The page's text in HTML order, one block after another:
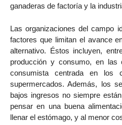
ganaderas de factoría y la
Las organizaciones del campo
factores que limitan el avance
alternativo. Éstos incluyen,
producción y consumo, en las
consumista centrada en los
supermercados. Además, los
bajos ingresos no siempre
pensar en una buena
llenar el estómago, y al menor